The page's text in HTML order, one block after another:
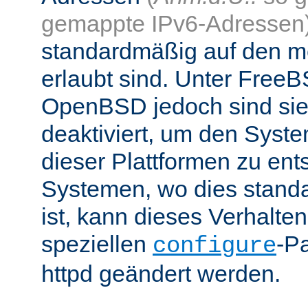
gemappte IPv6-
standardmäßig auf den
erlaubt sind. Unter
OpenBSD jedoch sind
deaktiviert, um den
dieser Plattformen zu
Systemen, wo dies
ist, kann dieses
speziellen configure-
httpd geändert werden.